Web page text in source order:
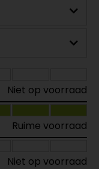
Niet op voorraad
Ruime voorraad
Niet op voorraad